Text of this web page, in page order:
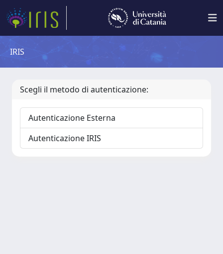
IRIS
Scegli il metodo di autenticazione:
Autenticazione Esterna
Autenticazione IRIS